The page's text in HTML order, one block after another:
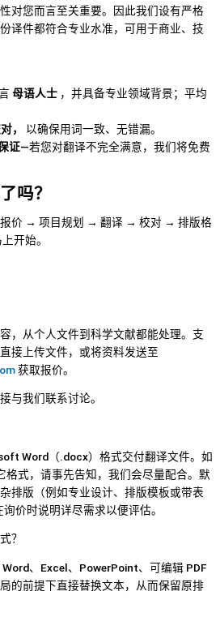
对您而言至关重要。因此我们设有严格
译件都符合专业水准，可用于商业、技
母语人士 ，并具备专业领域背景；平均
，
以确保用词一致、无错漏。
证—若您对翻译不完全满意，我们将免费
吗？
报价 → 项目规划 → 翻译 → 校对 → 排版格
开始。
，从个人文件到科学文献都能处理。支
接上传文件，或将资料发送至
获取报价。
与我们联系讨论。
Word（.docx）格式交付翻译文件。如
式，请事先告知，我们会尽量配合。默
排版（例如专业设计、排版模板或带表
价时说明详尽需求以便评估。
？
、Excel、PowerPoint、可编辑 PDF
的前提下直接替换文本，从而保留原排